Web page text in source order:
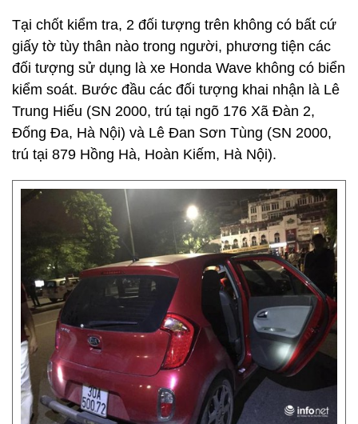
Tại chốt kiểm tra, 2 đối tượng trên không có bất cứ
giấy tờ tùy thân nào trong người, phương tiện các
đối tượng sử dụng là xe Honda Wave không có biển
kiểm soát. Bước đầu các đối tượng khai nhận là Lê
Trung Hiếu (SN 2000, trú tại ngõ 176 Xã Đàn 2,
Đống Đa, Hà Nội) và Lê Đan Sơn Tùng (SN 2000,
trú tại 879 Hồng Hà, Hoàn Kiếm, Hà Nội).